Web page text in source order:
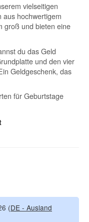
vielseitigen
aus hochwertigem
groß und bieten eine
du das Geld
und den vier
Geldgeschenk, das
für Geburtstage
(DE - Ausland